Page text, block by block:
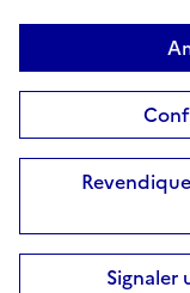
Signaler